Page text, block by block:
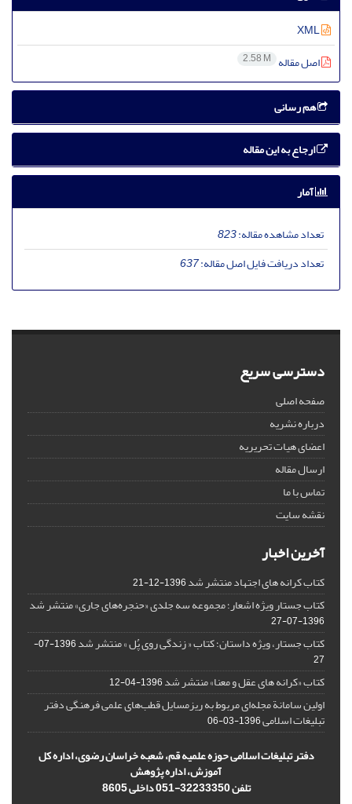
اصل مقاله 2.58 M
هم رسانی
ارجاع به این مقاله
آمار
تعداد مشاهده مقاله:823
تعداد دریافت فایل اصل مقاله:637
دسترسی سریع
صفحه اصلی
درباره نشریه
اعضای هیات تحریریه
ارسال مقاله
تماس با ما
نقشه سایت
آخرین اخبار
کتاب کرانه های اجتهاد منتشر شد1396-12-21
کتاب جستار ویژه اشعار؛ مجموعه سه جلدی «حنجره‌های جاری» منتشر شد
1396-07-27
کتاب جستار، ویژه داستان؛ کتاب « زندگی روی پُل » منتشر شد
1396-07-
27
کتاب «کرانه های عقل و معنا» منتشر شد1396-04-12
اولین سامانة مجله‌ای مربوط به ریزمسایل‌ قطب‌های علمی فرهنگی دفتر
تبلیغات اسلامی1396-03-06
دفتر تبلیغات اسلامی حوزه علمیه قم، شعبه خراسان رضوی، اداره کل
آموزش، اداره پژوهش
تلفن 32233350-051 داخلی 8605